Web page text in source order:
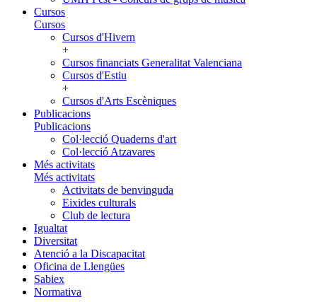
Cursos
Cursos
Cursos d'Hivern
+
Cursos financiats Generalitat Valenciana
Cursos d'Estiu
+
Cursos d'Arts Escèniques
Publicacions
Publicacions
Col·lecció Quaderns d'art
Col·lecció Atzavares
Més activitats
Més activitats
Activitats de benvinguda
Eixides culturals
Club de lectura
Igualtat
Diversitat
Atenció a la Discapacitat
Oficina de Llengües
Sabiex
Normativa